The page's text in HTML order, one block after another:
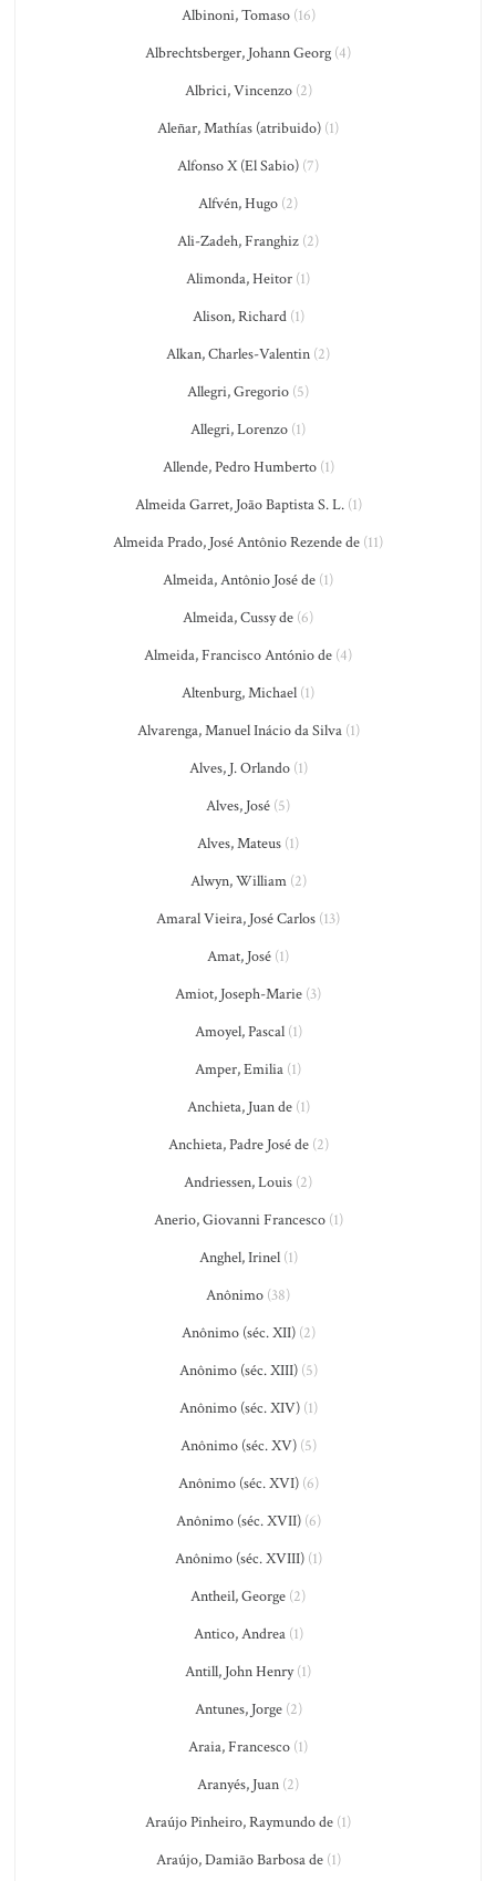
Albinoni, Tomaso(16)
Albrechtsberger, Johann Georg (4)
Albrici, Vincenzo(2)
Aleñar, Mathías (atribuido) (1)
Alfonso X (El Sabio) (7)
Alfvén, Hugo (2)
Ali-Zadeh, Franghiz (2)
Alimonda, Heitor (1)
Alison, Richard(1)
Alkan, Charles-Valentin (2)
Allegri, Gregorio (5)
Allegri, Lorenzo (1)
Allende, Pedro Humberto(1)
Almeida Garret, João Baptista S. L.(1)
Almeida Prado, José Antônio Rezende de (11)
Almeida, Antônio José de (1)
Almeida, Cussy de (6)
Almeida, Francisco António de (4)
Altenburg, Michael (1)
Alvarenga, Manuel Inácio da Silva(1)
Alves, J. Orlando(1)
Alves, José (5)
Alves, Mateus (1)
Alwyn, William(2)
Amaral Vieira, José Carlos (13)
Amat, José (1)
Amiot, Joseph-Marie (3)
Amoyel, Pascal(1)
Amper, Emilia (1)
Anchieta, Juan de(1)
Anchieta, Padre José de(2)
Andriessen, Louis (2)
Anerio, Giovanni Francesco(1)
Anghel, Irinel(1)
Anônimo (38)
Anônimo (séc. XII)(2)
Anônimo (séc. XIII)(5)
Anônimo (séc. XIV)(1)
Anônimo (séc. XV)(5)
Anônimo (séc. XVI)(6)
Anônimo (séc. XVII)(6)
Anônimo (séc. XVIII)(1)
Antheil, George (2)
Antico, Andrea(1)
Antill, John Henry(1)
Antunes, Jorge(2)
Araia, Francesco (1)
Aranyés, Juan (2)
Araújo Pinheiro, Raymundo de (1)
Araújo, Damião Barbosa de(1)